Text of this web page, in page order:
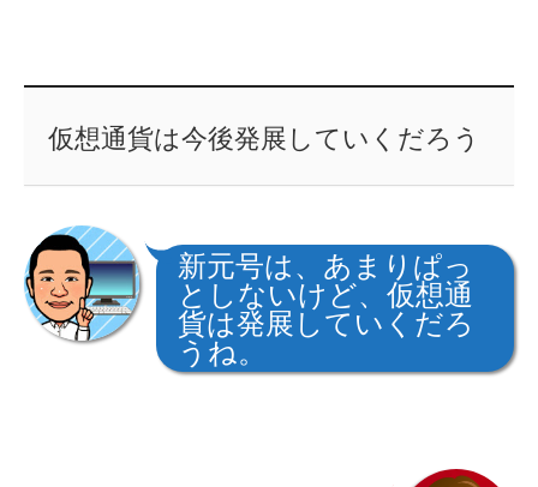
仮想通貨は今後発展していくだろう
新元号は、あまりぱっ
としないけど、仮想通
貨は発展していくだろ
うね。